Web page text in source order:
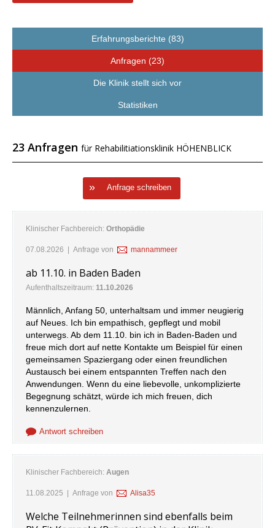
Erfahrungsberichte (83)
Anfragen (23)
Die Klinik stellt sich vor
Statistiken
23 Anfragen für Rehabilitiationsklinik HÖHENBLICK
Anfrage schreiben
Klinischer Fachbereich: Orthopädie
07.08.2026 | Anfrage von mannammeer
ab 11.10. in Baden Baden
Aufenthaltszeitraum: 11.10.2026
Männlich, Anfang 50, unterhaltsam und immer neugierig
auf Neues. Ich bin empathisch, gepflegt und mobil
unterwegs. Ab dem 11.10. bin ich in Baden-Baden und
freue mich dort auf nette Kontakte um Beispiel für einen
gemeinsamen Spaziergang oder einen freundlichen
Austausch bei einem entspannten Treffen nach den
Anwendungen. Wenn du eine liebevolle, unkomplizierte
Begegnung schätzt, würde ich mich freuen, dich
kennenzulernen.
Antwort schreiben
Klinischer Fachbereich: Augen
11.08.2025 | Anfrage von Alisa35
Welche Teilnehmerinnen sind ebenfalls beim